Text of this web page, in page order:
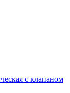
с клапаном